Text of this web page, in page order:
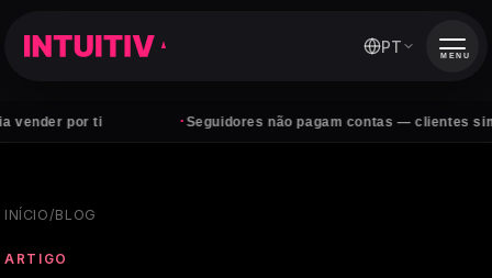
ti ·Seguidores não pagam contas — clientes sim
PT MENU
INÍCIO/BLOG
ARTIGO